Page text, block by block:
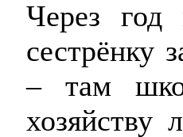
Через
сестрёнку
– там
хозяйству